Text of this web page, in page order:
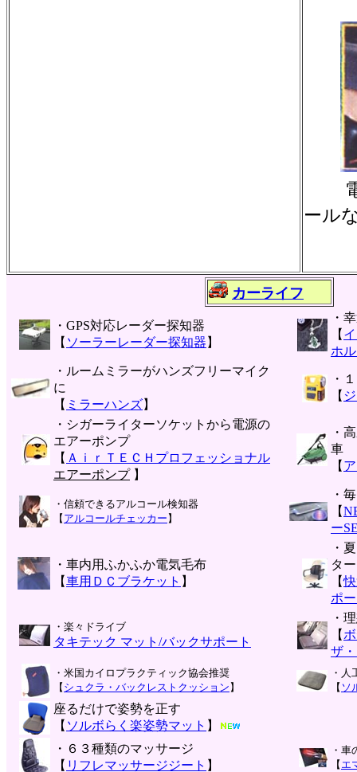
電
ール
カーライフ
・GPS対応レーダー探知器
【 ソーラーレーダー探知器 】
・
【
ホ
・ルームミラーがハンズフリーマイク
に
【 ミラーハンズ】
・
【
・シガーライターソケットから電源の
エアーポンプ
【 ＡｉｒＴＥＣＨプロフェッショナル
エアーポンプ】
・
車
【
・信頼できるアルコール検知器
【 アルコールチェッカー 】
・
【
ー
・車内用ふかふか電気毛布
【車用ＤＣブラケット 】
・
ター
【
ポ
・楽々ドライブ
タキテック マット/バックサポート
・
【
ザ
・米国カイロプラクティック協会推奨
【 シュクラ・バックレストクッション 】
・人
【 ソ
座るだけで姿勢を正す
【 ソルボらく楽姿勢マット 】
・６３種類のマッサージ
【 リフレマッサージジート 】
・
【 エ